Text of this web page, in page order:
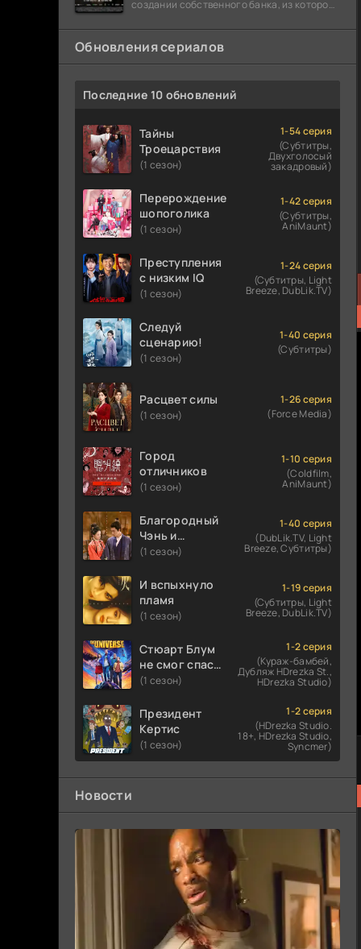
создании собственного банка, из которого
долларов. Однако,
Обновления сериалов
Последние 10 обновлений
Тайны
Троецарствия
(1 сезон)
1-54 серия
(Субтитры,
Двухголосый
закадровый)
Перерождение
шопоголика
(1 сезон)
1-42 серия
(Субтитры,
AniMaunt)
Преступления
с низким IQ
(1 сезон)
1-24 серия
(Субтитры, Light
Breeze, DubLik.TV)
Следуй
сценарию!
(1 сезон)
1-40 серия
(Субтитры)
Расцвет силы
(1 сезон)
1-26 серия
(Force Media)
Город
отличников
(1 сезон)
1-10 серия
(Coldfilm,
AniMaunt)
Благородный
Чэнь и
прекрасная
(1 сезон)
1-40 серия
(DubLik.TV, Light
Breeze, Субтитры)
И вспыхнуло
пламя
(1 сезон)
1-19 серия
(Субтитры, Light
Breeze, DubLik.TV)
Стюарт Блум
не смог спасти
вселенную
(1 сезон)
1-2 серия
(Кураж-бамбей,
Дубляж HDrezka St.,
HDrezka Studio)
Президент
Кертис
(1 сезон)
1-2 серия
(HDrezka Studio.
18+, HDrezka Studio,
Syncmer)
Новости